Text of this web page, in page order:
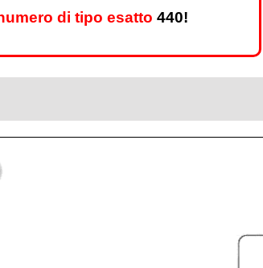
di tipo esatto 440!